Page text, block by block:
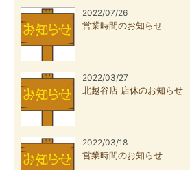
2022/07/26
営業時間のお知らせ
2022/03/27
北越谷店 店休のお知らせ
2022/03/18
営業時間のお知らせ